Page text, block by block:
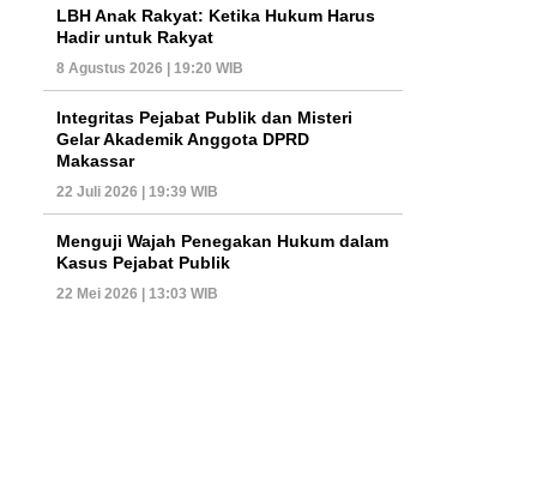
LBH Anak Rakyat: Ketika Hukum Harus
Hadir untuk Rakyat
8 Agustus 2026 | 19:20 WIB
Integritas Pejabat Publik dan Misteri
Gelar Akademik Anggota DPRD
Makassar
22 Juli 2026 | 19:39 WIB
Menguji Wajah Penegakan Hukum dalam
Kasus Pejabat Publik
22 Mei 2026 | 13:03 WIB